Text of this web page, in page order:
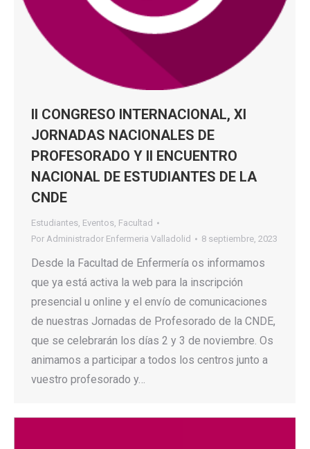
II CONGRESO INTERNACIONAL, XI
JORNADAS NACIONALES DE
PROFESORADO Y II ENCUENTRO
NACIONAL DE ESTUDIANTES DE LA
CNDE
Estudiantes, Eventos, Facultad
Por Administrador Enfermeria Valladolid 8 septiembre, 2023
Desde la Facultad de Enfermería os informamos
que ya está activa la web para la inscripción
presencial u online y el envío de comunicaciones
de nuestras Jornadas de Profesorado de la CNDE,
que se celebrarán los días 2 y 3 de noviembre. Os
animamos a participar a todos los centros junto a
vuestro profesorado y…